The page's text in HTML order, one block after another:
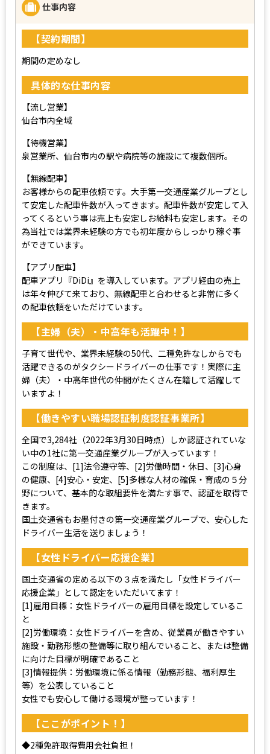
仕事内容
【契約期間】
期間の定めなし
具体的な仕事内容
【流し営業】
仙台市内全域
【待機営業】
泉営業所、仙台市内の駅や病院等の施設にて複数個所。
【無線配車】
お客様からの配車依頼です。大手第一交通産業グループとし
て安定した配車件数が入ってきます。配車件数が安定して入
ってくるという事は売上も安定しお給料も安定します。その
為当社では業界未経験の方でも初年度からしっかり稼ぐ事
ができています。
【アプリ配車】
配車アプリ『DiDi』を導入しています。アプリ経由の売上
は年々伸びて来ており、無線配車と合わせると非常に多く
の配車依頼をいただけています。
【主婦（夫）・中高年も活躍中！】
子育て世代や、業界未経験の50代、二種免許なしからでも
活躍できるのがタクシードライバーの仕事です！実際に主
婦（夫）・中高年世代の仲間がたくさん在籍して活躍して
いますよ！
【働きやすい職場認証制度認証事業所】
全国で3,284社（2022年3月30日時点）しか認証されていな
い中の1社に第一交通産業グループが入っています！
この制度は、[1]法令遵守等、[2]労働時間・休日、[3]心身
の健康、[4]安心・安定、[5]多様な人材の確保・育成の５分
野について、基本的な取組要件を満たす事で、認証を取得で
きます。
国土交通省もお墨付きの第一交通産業グループで、安心した
ドライバー生活を送りましょう！
【女性ドライバー応援企業】
国土交通省の定める以下の３点を満たし「女性ドライバー
応援企業」として認定をいただいてます！
[1]雇用目標：女性ドライバーの雇用目標を設定しているこ
と
[2]労働環境：女性ドライバーを含め、従業員が働きやすい
施設・勤務形態の整備等に取り組んでいること、または整備
に向けた目標が明確であること
[3]情報提供：労働環境に係る情報（勤務形態、福利厚生
等）を公表していること
女性でも安心して働ける環境が整っています！
【ここがポイント！】
◆2種免許取得費用会社負担！